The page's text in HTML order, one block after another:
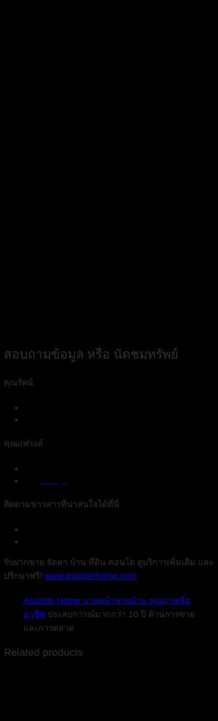
สอบถามข้อมูล หรือ นัดชมทรัพย์
คุณรัตน์
คุณแฟรงค์
ติดตามข่าวสารที่น่าสนใจได้ที่นี่
รับฝากขาย จัดหา บ้าน ที่ดิน คอนโด ดูบริการเพิ่มเติม และ
ปรึกษาฟรี! www.assisterhome.com
Assister Home นายหน้าขายบ้าน คุณภาพมือ
อาชีพ ประสบการณ์มากกว่า 10 ปี ด้านการขาย
และการตลาด
Related products